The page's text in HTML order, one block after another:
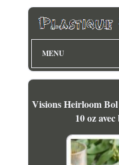
MENU
Visions Heirloom
10 oz